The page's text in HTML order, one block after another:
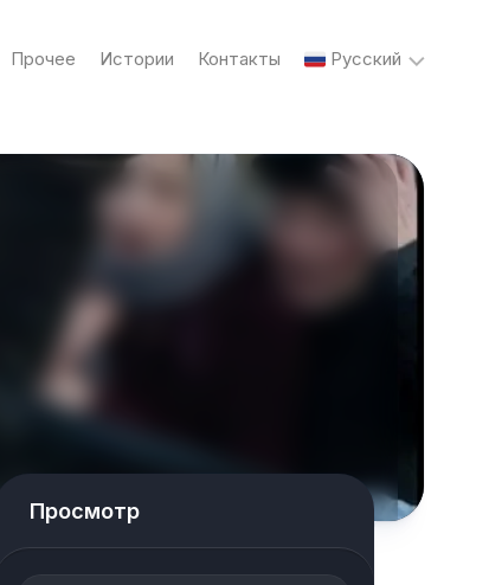
Прочее Истории Контакты Русский
English
Русский
Просмотр